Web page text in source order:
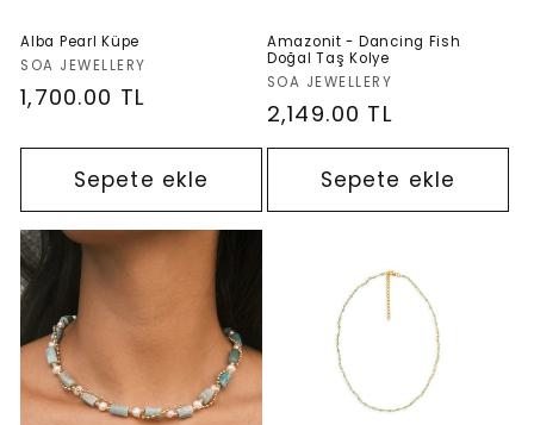
Alba Pearl Küpe
Satıcı:
SOA JEWELLERY
Normal
1,700.00 TL
Sepete ekle
Amazonit - Dancing Fish
Doğal Taş Kolye
Satıcı:
SOA JEWELLERY
Normal
fiyat
2,149.00 TL
Sepete ekle